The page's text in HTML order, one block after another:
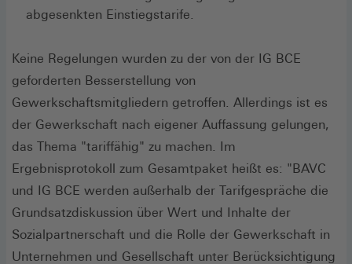
abgesenkten Einstiegstarife.
Keine Regelungen wurden zu der von der IG BCE
geforderten Besserstellung von
Gewerkschaftsmitgliedern getroffen. Allerdings ist es
der Gewerkschaft nach eigener Auffassung gelungen,
das Thema "tariffähig" zu machen. Im
Ergebnisprotokoll zum Gesamtpaket heißt es: "BAVC
und IG BCE werden außerhalb der Tarifgespräche die
Grundsatzdiskussion über Wert und Inhalte der
Sozialpartnerschaft und die Rolle der Gewerkschaft in
Unternehmen und Gesellschaft unter Berücksichtigung